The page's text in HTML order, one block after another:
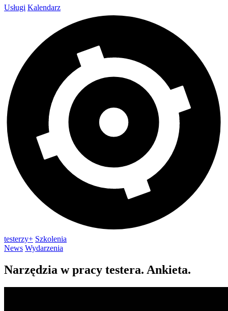
Usługi Kalendarz
testerzy+ Szkolenia
News Wydarzenia
Narzędzia w pracy testera. Ankieta.